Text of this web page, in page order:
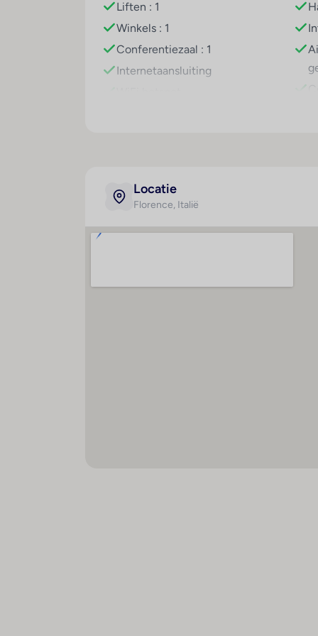
Liften : 1
Winkels : 1
Conferentiezaal : 1
Internetaansluiting
Wasgelegenheid
Locatie
Florence, Italië